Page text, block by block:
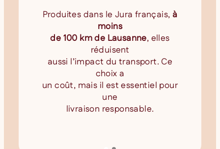
Produites dans le Jura français, à
moins
de 100 km de Lausanne, elles
réduisent
aussi l’impact du transport. Ce
choix a
un coût, mais il est essentiel pour
une
livraison responsable.